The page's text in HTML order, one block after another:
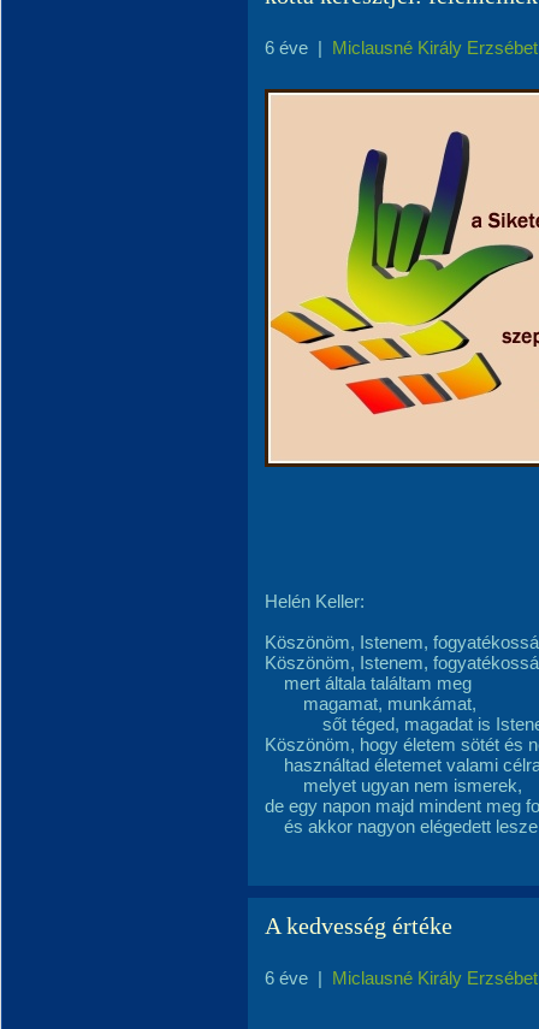
6 éve | Miclausné Király Erzsébet
Helén Keller:
Köszönöm, Istenem,
Köszönöm, Istenem,
mert általa találtam meg
magamat, munkámat,
sőt téged, magadat is
Köszönöm, hogy életem sötét és
használtad életemet valami
melyet ugyan nem ismerek,
de egy napon majd mindent meg
és akkor nagyon elégedett
A kedvesség értéke
6 éve | Miclausné Király Erzsébet